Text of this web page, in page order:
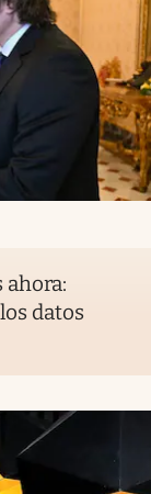
ahora:
datos